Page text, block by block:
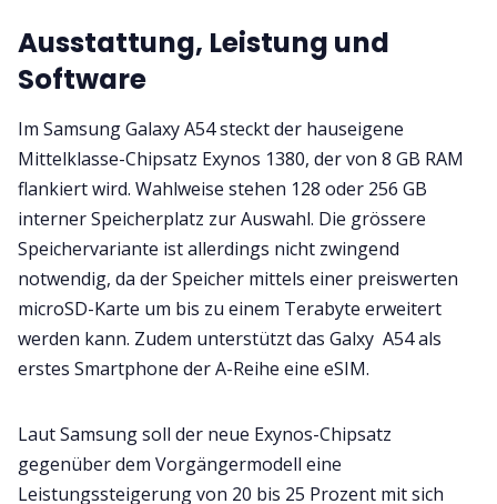
Ausstattung, Leistung und
Software
Im Samsung Galaxy A54 steckt der hauseigene
Mittelklasse-Chipsatz Exynos 1380, der von 8 GB RAM
flankiert wird. Wahlweise stehen 128 oder 256 GB
interner Speicherplatz zur Auswahl. Die grössere
Speichervariante ist allerdings nicht zwingend
notwendig, da der Speicher mittels einer preiswerten
microSD-Karte um bis zu einem Terabyte erweitert
werden kann. Zudem unterstützt das Galxy A54 als
erstes Smartphone der A-Reihe eine eSIM.
Laut Samsung soll der neue Exynos-Chipsatz
gegenüber dem Vorgängermodell eine
Leistungssteigerung von 20 bis 25 Prozent mit sich